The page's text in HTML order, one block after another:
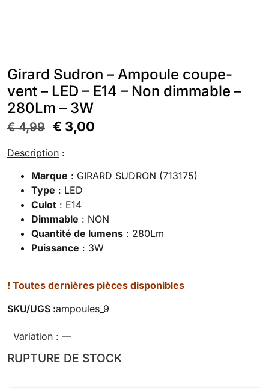
Girard Sudron – Ampoule coupe-
vent – LED – E14 – Non dimmable –
280Lm – 3W
€4,99 € 3,00
Description :
Marque : GIRARD SUDRON (713175)
Type : LED
Culot : E14
Dimmable : NON
Quantité de lumens : 280Lm
Puissance : 3W
! Toutes dernières pièces disponibles
SKU/UGS :ampoules_9
Variation : —
RUPTURE DE STOCK